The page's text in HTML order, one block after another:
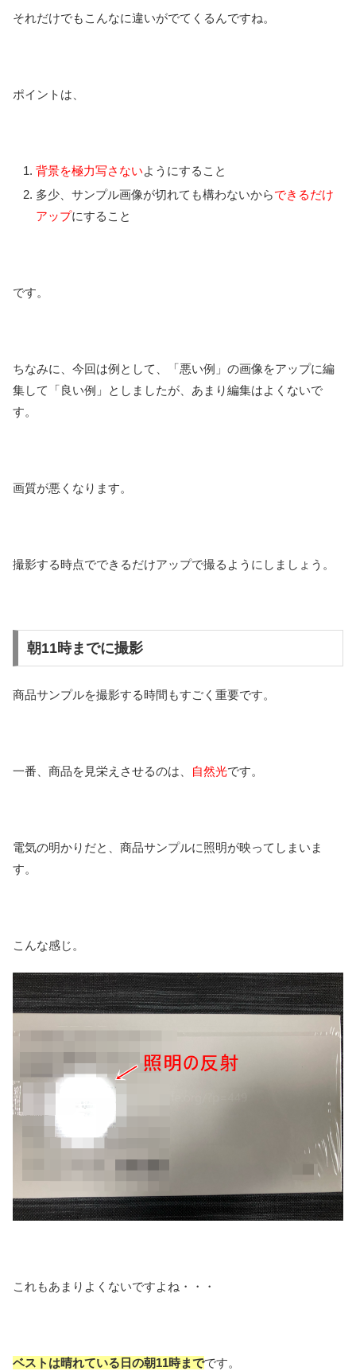
それだけでもこんなに違いがでてくるんですね。
ポイントは、
背景を極力写さないようにすること
多少、サンプル画像が切れても構わないからできるだけ
アップにすること
です。
ちなみに、今回は例として、「悪い例」の画像をアップに編
集して「良い例」としましたが、あまり編集はよくないで
す。
画質が悪くなります。
撮影する時点でできるだけアップで撮るようにしましょう。
朝11時までに撮影
商品サンプルを撮影する時間もすごく重要です。
一番、商品を見栄えさせるのは、 自然光です。
電気の明かりだと、商品サンプルに照明が映ってしまいま
す。
こんな感じ。
これもあまりよくないですよね・・・
ベストは晴れている日の朝11時までです。